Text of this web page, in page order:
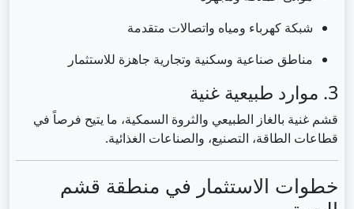
شبكة كهرباء ومياه واتصالات متقدمة
مناطق صناعية وسكنية وتجارية جاهزة للاستثمار
3. موارد طبيعية غنية
قشم غنية بالغاز الطبيعي والثروة السمكية، ما يتيح فرصاً في
قطاعات الطاقة، التصنيع، والصناعات الغذائية.
خطوات الاستثمار في منطقة قشم